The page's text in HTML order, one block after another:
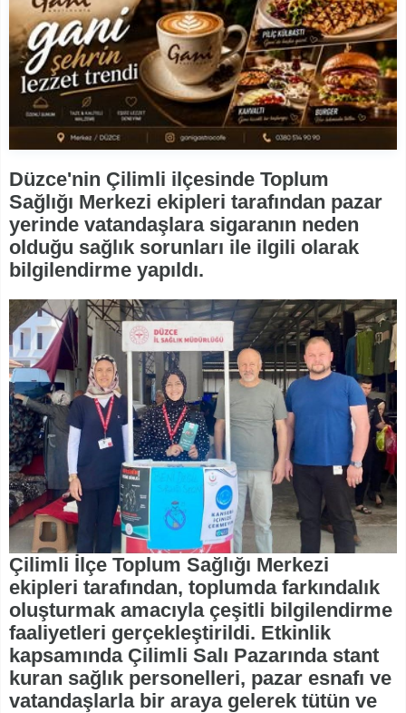
Düzce'nin Çilimli ilçesinde Toplum
Sağlığı Merkezi ekipleri tarafından pazar
yerinde vatandaşlara sigaranın neden
olduğu sağlık sorunları ile ilgili olarak
bilgilendirme yapıldı.
Çilimli İlçe Toplum Sağlığı Merkezi
ekipleri tarafından, toplumda farkındalık
oluşturmak amacıyla çeşitli bilgilendirme
faaliyetleri gerçekleştirildi. Etkinlik
kapsamında Çilimli Salı Pazarında stant
kuran sağlık personelleri, pazar esnafı ve
vatandaşlarla bir araya gelerek tütün ve